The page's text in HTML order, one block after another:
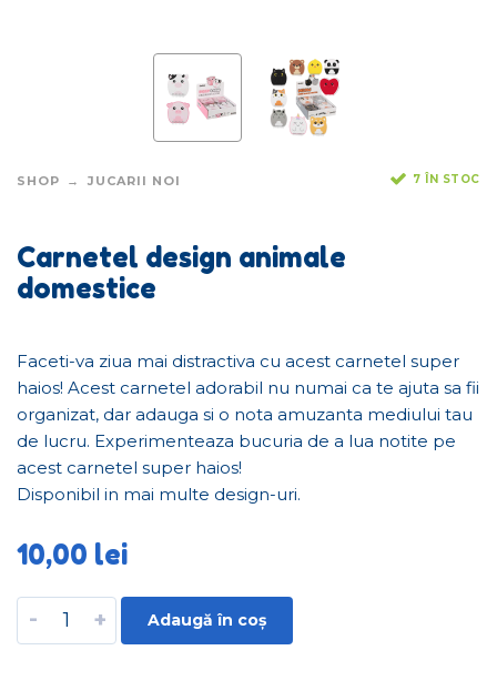
SHOP JUCARII NOI 7 ÎN STOC
Carnetel design animale
domestice
Faceti-va ziua mai distractiva cu acest carnetel super
haios! Acest carnetel adorabil nu numai ca te ajuta sa fii
organizat, dar adauga si o nota amuzanta mediului tau
de lucru. Experimenteaza bucuria de a lua notite pe
acest carnetel super haios!
Disponibil in mai multe design-uri.
10,00 lei
- + Adaugă în coș